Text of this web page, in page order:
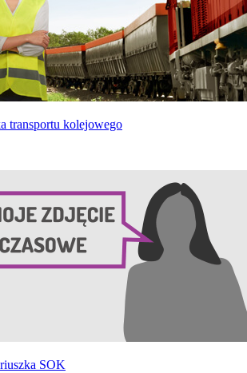
transportu kolejowego
SOK